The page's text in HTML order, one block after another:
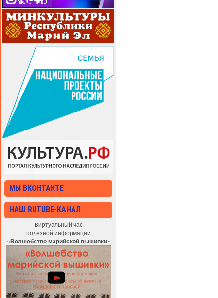
МЫ ВКОНТАКТЕ
НАШ RUTUBE-КАНАЛ
Виртуальный час
полезной информации
«Волшебство марийской вышивки»